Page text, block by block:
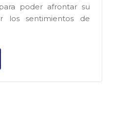
poder afrontar su
los sentimientos de